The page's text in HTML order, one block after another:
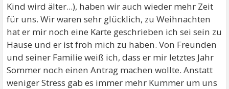
Kind wird älter...), haben wir auch wieder mehr Zeit
für uns. Wir waren sehr glücklich, zu Weihnachten
hat er mir noch eine Karte geschrieben ich sei sein zu
Hause und er ist froh mich zu haben. Von Freunden
und seiner Familie weiß ich, dass er mir letztes Jahr
Sommer noch einen Antrag machen wollte. Anstatt
weniger Stress gab es immer mehr Kummer um uns